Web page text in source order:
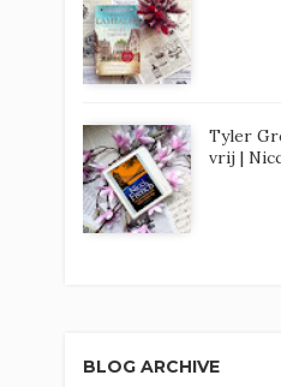
Tyler
vrij |
BLOG ARCHIVE